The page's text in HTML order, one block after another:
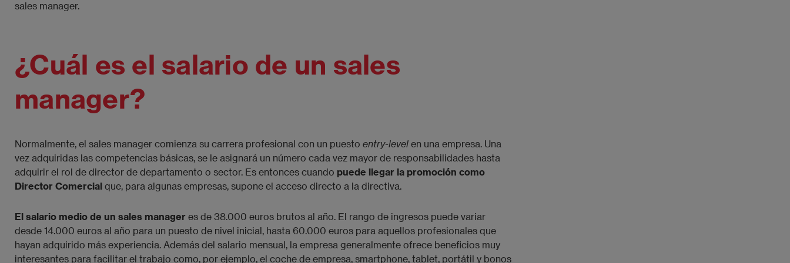
sales manager.
¿Cuál es el salario de un sales
manager?
Normalmente, el sales manager comienza su carrera profesional con un puesto entry-level en una empresa. Una
vez adquiridas las competencias básicas, se le asignará un número cada vez mayor de responsabilidades hasta
adquirir el rol de director de departamento o sector. Es entonces cuando puede llegar la promoción como
Director Comercial que, para algunas empresas, supone el acceso directo a la directiva.
El salario medio de un sales manager es de 38.000 euros brutos al año. El rango de ingresos puede variar
desde 14.000 euros al año para un puesto de nivel inicial, hasta 60.000 euros para aquellos profesionales que
hayan adquirido más experiencia. Además del salario mensual, la empresa generalmente ofrece beneficios muy
interesantes para facilitar el trabajo como, por ejemplo, el coche de empresa, smartphone, tablet, portátil y bonos